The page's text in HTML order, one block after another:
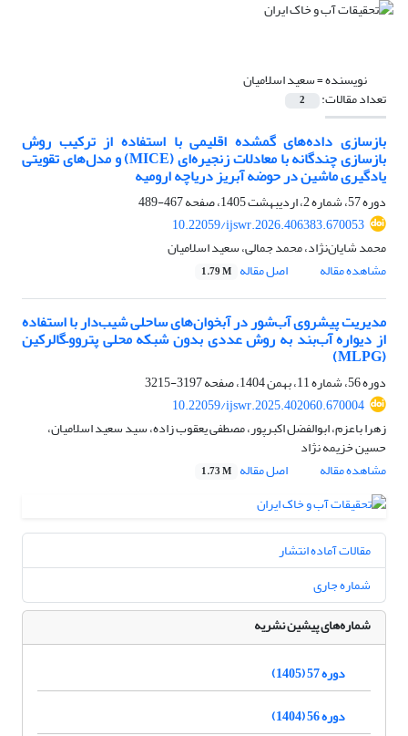
نویسنده =سعید اسلامیان
تعداد مقالات: 2
بازسازی داده‌های گمشده اقلیمی با استفاده از ترکیب روش
بازسازی چندگانه با معادلات زنجیره‌ای (MICE) و مدل‌های تقویتی
یادگیری ماشین در حوضه آبریز دریاچه ارومیه
دوره 57، شماره 2، اردیبهشت 1405، صفحه
467-489
10.22059/ijswr.2026.406383.670053
محمد شایان‌نژاد، محمد جمالی، سعید اسلامیان
مشاهده مقاله
اصل مقاله 1.79 M
مدیریت پیشروی آب‌شور در آبخوان‌های ساحلی شیب‌دار با استفاده
از دیواره آب‌بند به روش عددی بدون شبکه محلی پتروو–گالرکین
(MLPG)
دوره 56، شماره 11، بهمن 1404، صفحه
3197-3215
10.22059/ijswr.2025.402060.670004
زهرا باعزم، ابوالفضل اکبرپور، مصطفی یعقوب زاده، سید سعید اسلامیان،
حسین خزیمه نژاد
مشاهده مقاله
اصل مقاله 1.73 M
مقالات آماده انتشار
شماره جاری
شماره‌های پیشین نشریه
دوره 57 (1405)
دوره 56 (1404)